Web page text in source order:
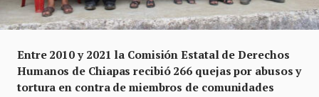
Entre 2010 y 2021 la Comisión Estatal de Derechos
Humanos de Chiapas recibió 266 quejas por abusos y
tortura en contra de miembros de comunidades